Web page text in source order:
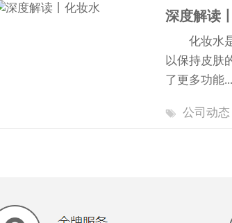
深度解读
化妆水是
以保持皮肤
了更多功能...
公司动态